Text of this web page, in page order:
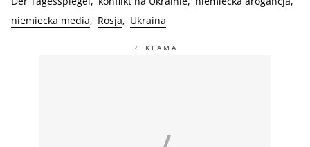
niemiecka media
Rosja Ukraina